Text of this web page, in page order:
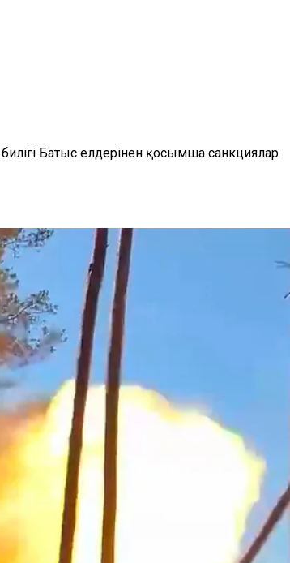
Батыс елдерінен қосымша санкциялар